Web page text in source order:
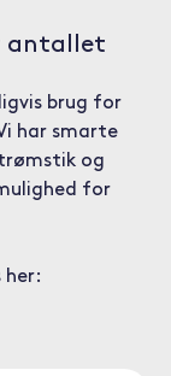
antallet
brug for
har smarte
og
for
her: